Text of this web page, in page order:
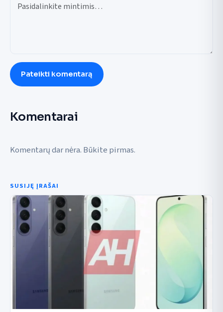
Pateikti komentarą
Komentarai
Komentarų dar nėra. Būkite pirmas.
SUSIJĘ ĮRAŠAI